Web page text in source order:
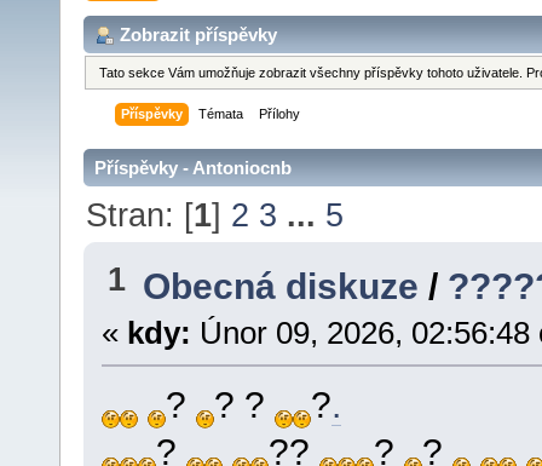
Zobrazit příspěvky
Tato sekce Vám umožňuje zobrazit všechny příspěvky tohoto uživatele.
Příspěvky Témata Přílohy
Příspěvky - Antoniocnb
Stran: [1] 2 3 ... 5
1 Obecná diskuze /
« kdy: Únor 09, 2026, 02:56:48
? ? ? ?.
?
?? ?
?